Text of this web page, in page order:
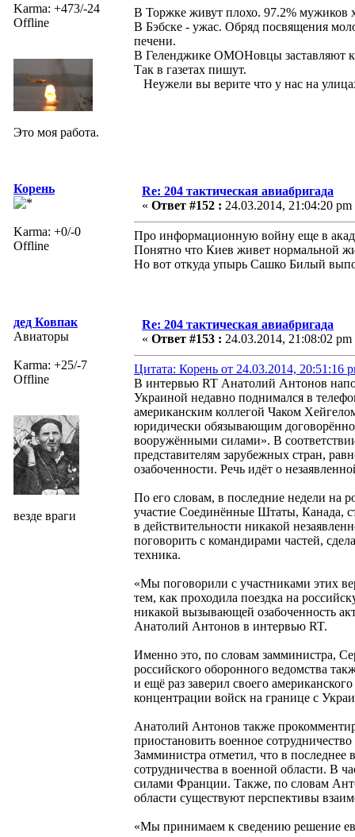
Karma: +473/-24
Offline
Это моя работа.
В Торжке живут плохо. 97.2% мужиков
В Бэбске - ужас. Обряд посвящения
печени.
В Геленджике ОМОНовцы заставляют
Так в газетах пишут.
Неужели вы верите что у нас на
Корень
Karma: +0/-0
Offline
Re: 204 тактическая авиабригада
« Ответ #152 : 24.03.2014, 21:04:20 pm
Про информационную войну еще в
Понятно что Киев живет нормальной
Но вот откуда упырь Сашко Билый
дед Ковпак
Авиаторы
Karma: +25/-7
Offline
везде враги
Re: 204 тактическая авиабригада
« Ответ #153 : 24.03.2014, 21:08:02 pm
Цитата: Корень от 24.03.2014, 20:51:16
В интервью RT Анатолий Антонов
Украиной недавно поднимался в
американским коллегой Чаком
юридически обязывающим
вооружёнными силами». В
представителям зарубежных стран,
озабоченности. Речь идёт о
По его словам, в последние недели на
участие Соединённые Штаты, Канада,
в действительности никакой
поговорить с командирами частей,
техника.
«Мы поговорили с участниками этих
тем, как проходила поездка на
никакой вызывающей озабоченность
Анатолий Антонов в интервью RT.
Именно это, по словам замминистра,
российского оборонного ведомства
и ещё раз заверил своего
концентрации войск на границе с
Анатолий Антонов также
приостановить военное
Замминистра отметил, что в
сотрудничества в военной области. В
силами Франции. Также, по словам
области существуют перспективы
«Мы принимаем к сведению решение